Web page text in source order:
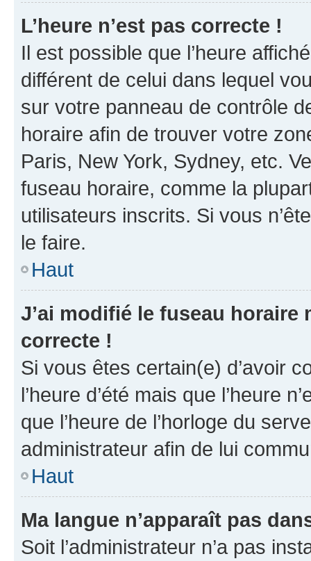
L’heure n’est pas correcte !
Il est possible que l’heure
différent de celui dans lequel
sur votre panneau de contrôle
horaire afin de trouver votre
Paris, New York, Sydney, etc.
fuseau horaire, comme la
utilisateurs inscrits. Si vous
le faire.
Haut
J’ai modifié le fuseau horaire
correcte !
Si vous êtes certain(e) d’avoir
l’heure d’été mais que l’heure
que l’heure de l’horloge du
administrateur afin de lui
Haut
Ma langue n’apparaît pas
Soit l’administrateur n’a pas